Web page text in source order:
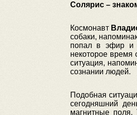
Солярис –
Космонавт
собаки,
попал в эфир и
некоторое время
ситуация,
сознании людей.
Подобная
сегодняшний
магнитные поля.